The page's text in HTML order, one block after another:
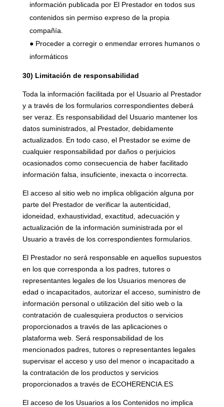
información publicada por El Prestador en todos sus
contenidos sin permiso expreso de la propia
compañía.
● Proceder a corregir o enmendar errores humanos o
informáticos
30) Limitación de responsabilidad
Toda la información facilitada por el Usuario al Prestador
y a través de los formularios correspondientes deberá
ser veraz. Es responsabilidad del Usuario mantener los
datos suministrados, al Prestador, debidamente
actualizados. En todo caso, el Prestador se exime de
cualquier responsabilidad por daños o perjuicios
ocasionados como consecuencia de haber facilitado
información falsa, insuficiente, inexacta o incorrecta.
El acceso al sitio web no implica obligación alguna por
parte del Prestador de verificar la autenticidad,
idoneidad, exhaustividad, exactitud, adecuación y
actualización de la información suministrada por el
Usuario a través de los correspondientes formularios.
El Prestador no será responsable en aquellos supuestos
en los que corresponda a los padres, tutores o
representantes legales de los Usuarios menores de
edad o incapacitados, autorizar el acceso, suministro de
información personal o utilización del sitio web o la
contratación de cualesquiera productos o servicios
proporcionados a través de las aplicaciones o
plataforma web. Será responsabilidad de los
mencionados padres, tutores o representantes legales
supervisar el acceso y uso del menor o incapacitado a
la contratación de los productos y servicios
proporcionados a través de ECOHERENCIA.ES
El acceso de los Usuarios a los Contenidos no implica